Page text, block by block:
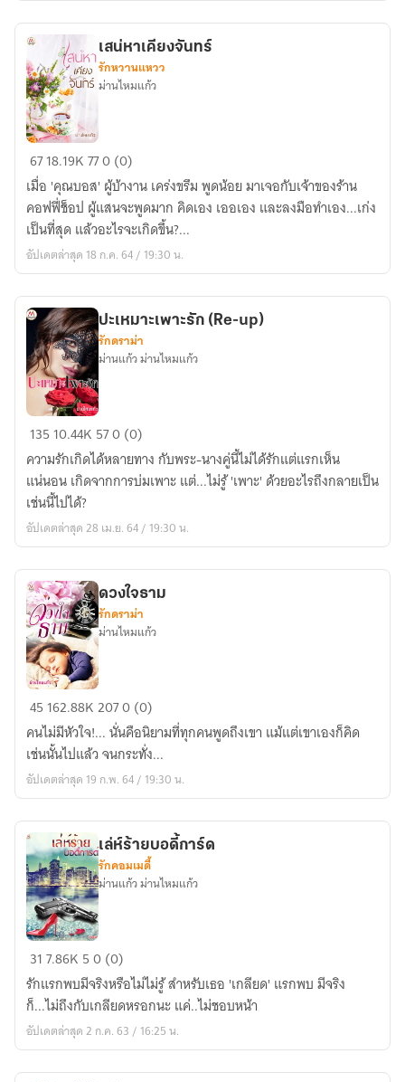
เสน่หา
เคียง
จันทร์
เสน่หาเคียงจันทร์
รักหวานแหวว
ม่านไหมแก้ว
6718.19K770 (0)
เมื่อ 'คุณบอส' ผู้บ้างาน เคร่งขรึม พูดน้อย มาเจอกับเจ้าของร้าน
คอฟฟี่ช็อป ผู้แสนจะพูดมาก คิดเอง เออเอง และลงมือทำเอง...เก่ง
เป็นที่สุด แล้วอะไรจะเกิดขึ้น?...
อัปเดตล่าสุด 18 ก.ค. 64 / 19:30 น.
ปะ
เหมาะ
เพาะ
รัก
(Re-
up)
ปะเหมาะเพาะรัก (Re-up)
รักดราม่า
ม่านแก้ว ม่านไหมแก้ว
135 10.44K 570 (0)
ความรักเกิดได้หลายทาง กับพระ-นางคู่นี้ไม่ได้รักแต่แรกเห็น
แน่นอน เกิดจากการบ่มเพาะ แต่...ไม่รู้ 'เพาะ' ด้วยอะไรถึงกลายเป็น
เช่นนี้ไปได้?
อัปเดตล่าสุด 28 เม.ย. 64 / 19:30 น.
ดวง
ธาม
ดวงใจธาม
รักดราม่า
ม่านไหมแก้ว
45 162.88K2070 (0)
คนไม่มีหัวใจ!... นั่นคือนิยามที่ทุกคนพูดถึงเขา แม้แต่เขาเองก็คิด
เช่นนั้นไปแล้ว จนกระทั่ง...
อัปเดตล่าสุด 19 ก.พ. 64 / 19:30 น.
เล่ห์
ร้าย
บอดี้
การ์ด
เล่ห์ร้ายบอดี้การ์ด
รักคอมเมดี้
ม่านแก้ว ม่านไหมแก้ว
317.86K 50 (0)
รักแรกพบมีจริงหรือไม่ไม่รู้ สำหรับเธอ 'เกลียด' แรกพบ มีจริง
ก็...ไม่ถึงกับเกลียดหรอกนะ แค่..ไม่ชอบหน้า
อัปเดตล่าสุด 2 ก.ค. 63 / 16:25 น.